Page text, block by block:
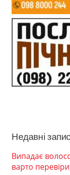
Недавні
Випадає
варто